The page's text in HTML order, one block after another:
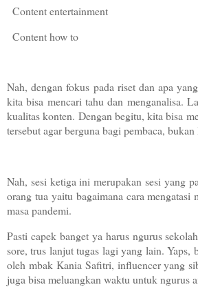
Content entertainment
Content how to
Nah, dengan fokus pada riset dan apa
kita bisa mencari tahu dan menganalisa.
kualitas konten. Dengan begitu, kita bisa
tersebut agar berguna bagi pembaca,
Nah, sesi ketiga ini merupakan sesi yang
orang tua yaitu bagaimana cara mengatasi
masa pandemi.
Pasti capek banget ya harus ngurus
sore, trus lanjut tugas lagi yang lain. Yaps,
oleh mbak Kania Safitri, influencer yang
juga bisa meluangkan waktu untuk ngurus